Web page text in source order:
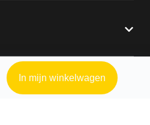
In mijn winkelwagen